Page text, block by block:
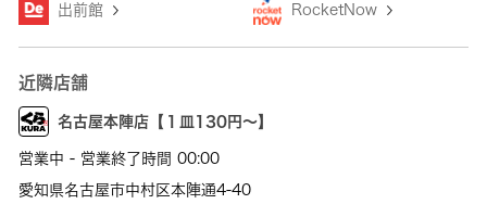
出前館 RocketNow
近隣店舗
名古屋本陣店【１皿130円～】
営業中 - 営業終了時間 00:00
愛知県名古屋市中村区本陣通4-40